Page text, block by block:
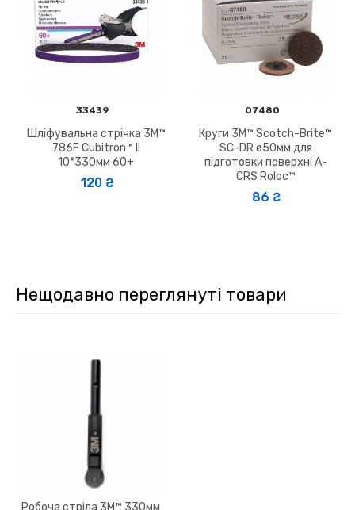
33439
Шліфувальна стрічка 3M™
786F Cubitron™ II
10*330мм 60+
120 ₴
07480
Круги 3M™ Scotch-Brite™
SC-DR ø50мм для
підготовки поверхні A-
CRS Roloc™
86 ₴
Нещодавно переглянуті товари
Робоча стріла 3M™ 330мм